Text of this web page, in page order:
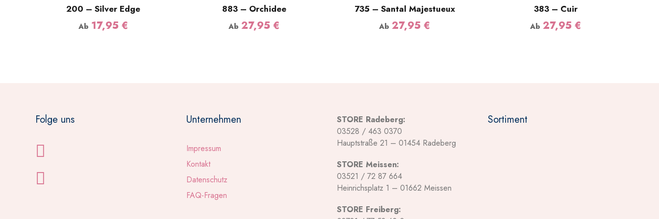
200 – Silver Edge
Ab 17,95 €
883 – Orchidee
Ab 27,95 €
735 – Santal Majestueux
Ab27,95€
383 – Cuir
Ab 27,95 €
Folge uns Unternehmen
Impressum
Kontakt
Datenschutz
FAQ-Fragen
STORE Radeberg:
03528 / 463 0370
Hauptstraße 21 – 01454 Radeberg
STORE Meissen:
03521 / 72 87 664
Heinrichsplatz 1 – 01662 Meissen
STORE Freiberg:
Sortiment